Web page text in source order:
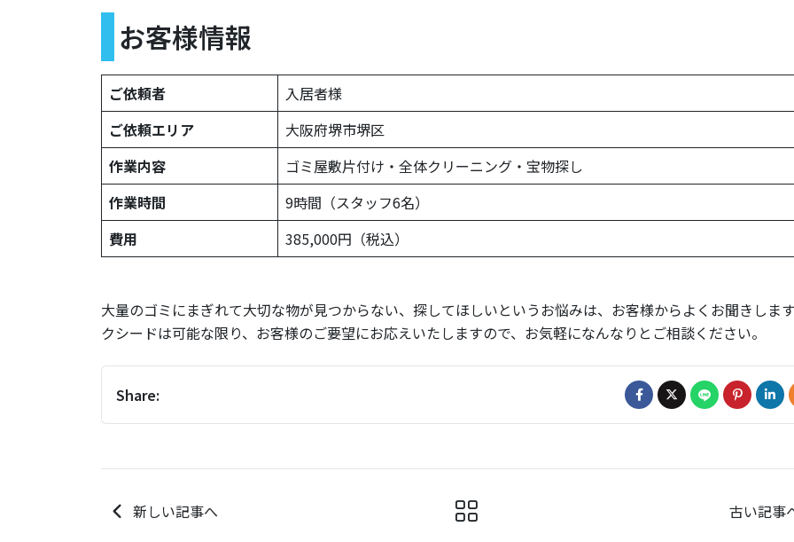
お客様情報
ご依頼者
入居者様
ご依頼エリア
大阪府堺市堺区
作業内容
ゴミ屋敷片付け・全体クリーニング・宝物探し
作業時間
9時間（スタッフ6名）
費用
385,000円（税込）
大量のゴミにまぎれて大切な物が見つからない、探してほしいというお悩みは、お客様からよくお聞きしま
クシードは可能な限り、お客様のご要望にお応えいたしますので、お気軽になんなりとご相談ください。
Share:
新しい記事へ 古い記事